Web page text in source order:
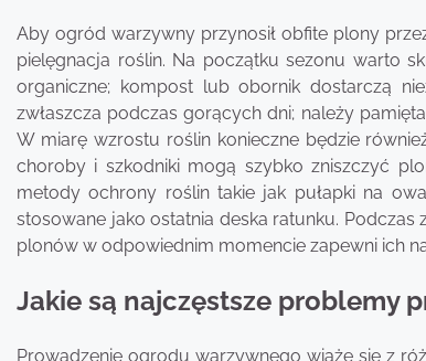
Aby ogród warzywny przynosił obfite plony
pielęgnacja roślin. Na początku sezonu warto
organiczne; kompost lub obornik dostarczą
zwłaszcza podczas gorących dni; należy
W miarę wzrostu roślin konieczne będzie
choroby i szkodniki mogą szybko zniszczyć
metody ochrony roślin takie jak pułapki na
stosowane jako ostatnia deska ratunku.
plonów w odpowiednim momencie zapewni ich
Jakie są najczęstsze problemy
Prowadzenie ogrodu warzywnego wiąże się z